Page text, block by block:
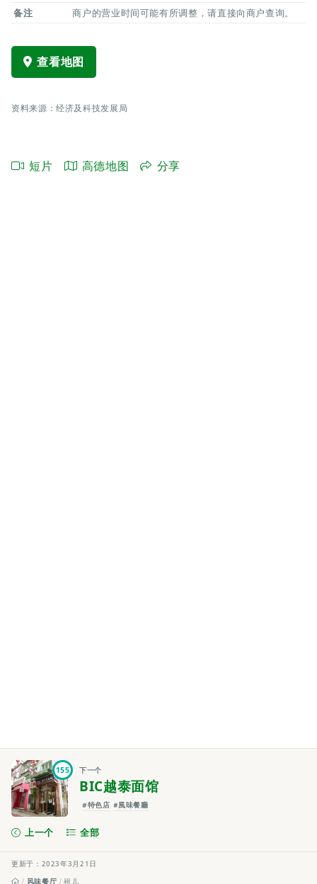
备注
商户的营业时间可能有所调整，请直接向商户查询。
查看地图
资料来源：经济及科技发展局
短片 高德地图 分享
155 下一个
BIC越泰面馆
#特色店 #風味餐廳
上一个 全部
更新于：2023年3月21日
风味餐厅
祖儿